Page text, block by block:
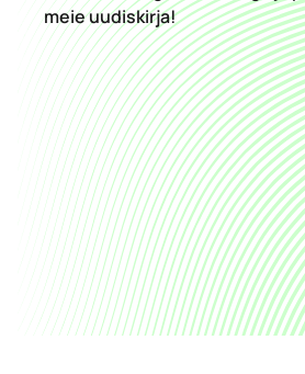
meie uudiskirja!